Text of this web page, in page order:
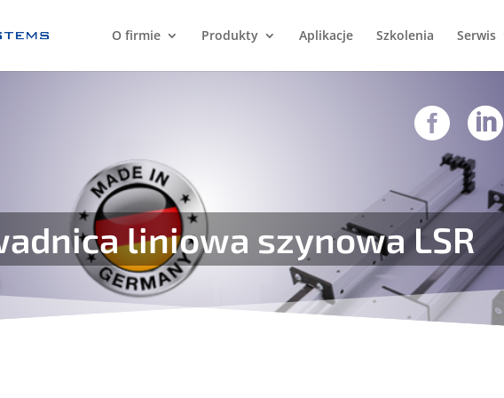
O firmie Produkty Aplikacje Szkolenia Serwis
 
liniowa szynowa LSR